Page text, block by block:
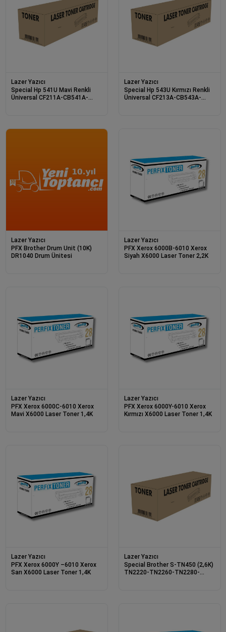
Lazer Yazıcı
Special Hp 541U Mavi Renkli
Üniversal CF211A-CB541A-
Lazer Yazıcı
Special Hp 543U Kırmızı Renkli
Üniversal CF213A-CB543A-
Lazer Yazıcı
PFX Brother Drum Unit (10K)
DR1040 Drum Ünitesi
Lazer Yazıcı
PFX Xerox 6000B-6010 Xerox
Siyah X6000 Laser Toner 2,2K
Lazer Yazıcı
PFX Xerox 6000C-6010 Xerox
Mavi X6000 Laser Toner 1,4K
Lazer Yazıcı
PFX Xerox 6000Y-6010 Xerox
Kırmızı X6000 Laser Toner 1,4K
Lazer Yazıcı
PFX Xerox 6000Y –6010 Xerox
Sarı X6000 Laser Toner 1,4K
Lazer Yazıcı
Special Brother S-TN450 (2,6K)
TN2220-TN2260-TN2280-